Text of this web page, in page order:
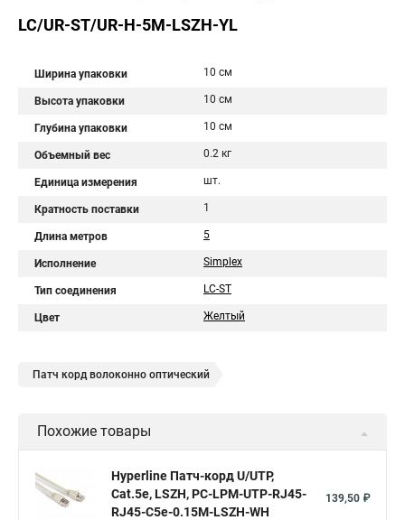
LC/UR-ST/UR-H-5M-LSZH-YL
Ширина упаковки 10 см
Высота упаковки 10 см
Глубина упаковки 10 см
Объемный вес 0.2 кг
Единица измерения шт.
Кратность поставки 1
Длина метров 5
Исполнение Simplex
Тип соединения LC-ST
Цвет Желтый
Патч корд волоконно оптический
Похожие товары
Hyperline Патч-корд U/UTP,
Cat.5е, LSZH, PC-LPM-UTP-RJ45-
RJ45-C5e-0.15M-LSZH-WH
139,50 ₽